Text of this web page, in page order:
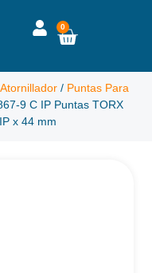
0
/ Puntas Para
9 C IP Puntas TORX
x 44 mm